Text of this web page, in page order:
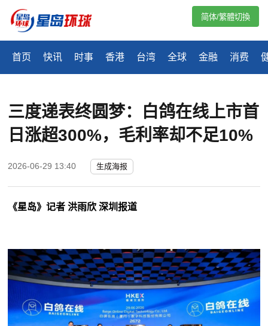
首页 快讯 时事 香港 台湾 全球 金融 消费
简体/繁體切換
三度递表终圆梦：白鸽在线上市首
日涨超300%，毛利率却不足10%
2026-06-29 13:40 生成海报
《星岛》记者 洪雨欣 深圳报道